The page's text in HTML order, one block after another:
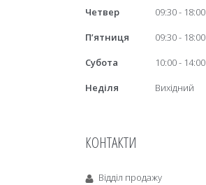
Четвер
09:30
18:00
Пʼятниця
09:30
18:00
Субота
10:00
14:00
Неділя
Вихідний
КОНТАКТИ
Відділ продажу